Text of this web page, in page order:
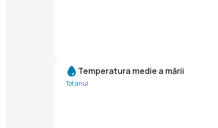
Temperatura medie a mării
Tot anul